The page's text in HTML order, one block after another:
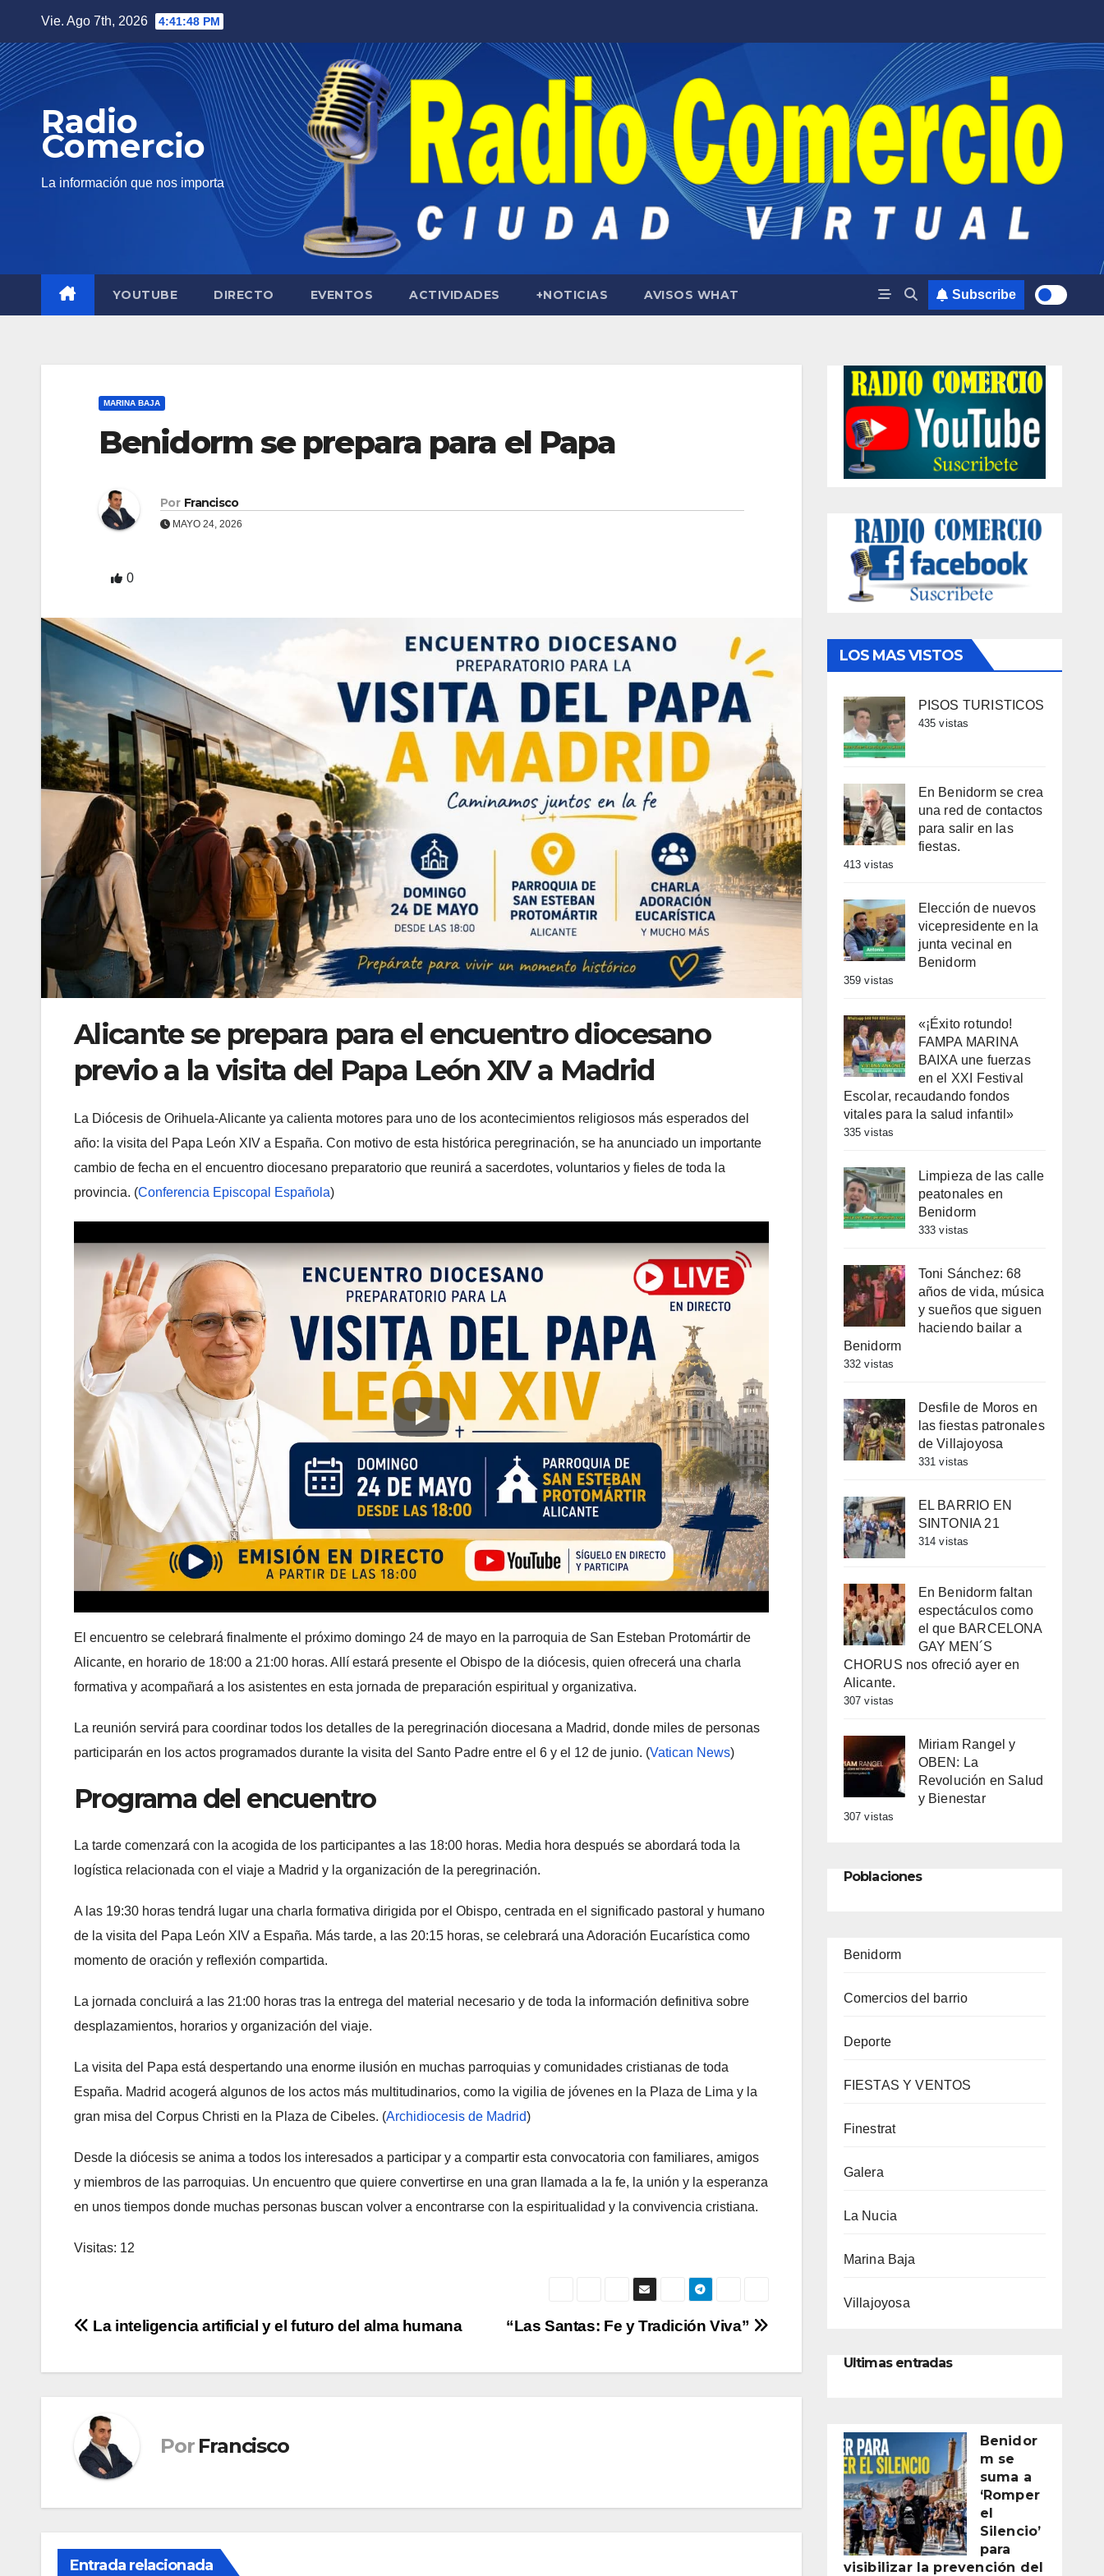
contenido
Vie. Ago 7th, 2026 4:41:49 PM
Radio
Comercio
La información que nos importa
YOUTUBE DIRECTO EVENTOS ACTIVIDADES +NOTICIAS AVISOS WHAT Subscribe
MARINA BAJA
Benidorm se prepara para el Papa
Por Francisco
MAYO 24, 2026
0
Alicante se prepara para el encuentro diocesano
previo a la visita del Papa León XIV a Madrid
La Diócesis de Orihuela-Alicante ya calienta motores para uno de los acontecimientos religiosos más esperados del
año: la visita del Papa León XIV a España. Con motivo de esta histórica peregrinación, se ha anunciado un importante
cambio de fecha en el encuentro diocesano preparatorio que reunirá a sacerdotes, voluntarios y fieles de toda la
provincia. (Conferencia Episcopal Española)
El encuentro se celebrará finalmente el próximo domingo 24 de mayo en la parroquia de San Esteban Protomártir de
Alicante, en horario de 18:00 a 21:00 horas. Allí estará presente el Obispo de la diócesis, quien ofrecerá una charla
formativa y acompañará a los asistentes en esta jornada de preparación espiritual y organizativa.
La reunión servirá para coordinar todos los detalles de la peregrinación diocesana a Madrid, donde miles de personas
participarán en los actos programados durante la visita del Santo Padre entre el 6 y el 12 de junio. (Vatican News)
Programa del encuentro
La tarde comenzará con la acogida de los participantes a las 18:00 horas. Media hora después se abordará toda la
logística relacionada con el viaje a Madrid y la organización de la peregrinación.
A las 19:30 horas tendrá lugar una charla formativa dirigida por el Obispo, centrada en el significado pastoral y humano
de la visita del Papa León XIV a España. Más tarde, a las 20:15 horas, se celebrará una Adoración Eucarística como
momento de oración y reflexión compartida.
La jornada concluirá a las 21:00 horas tras la entrega del material necesario y de toda la información definitiva sobre
desplazamientos, horarios y organización del viaje.
La visita del Papa está despertando una enorme ilusión en muchas parroquias y comunidades cristianas de toda
España. Madrid acogerá algunos de los actos más multitudinarios, como la vigilia de jóvenes en la Plaza de Lima y la
gran misa del Corpus Christi en la Plaza de Cibeles. (Archidiocesis de Madrid)
Desde la diócesis se anima a todos los interesados a participar y a compartir esta convocatoria con familiares, amigos
y miembros de las parroquias. Un encuentro que quiere convertirse en una gran llamada a la fe, la unión y la esperanza
en unos tiempos donde muchas personas buscan volver a encontrarse con la espiritualidad y la convivencia cristiana.
Visitas: 12
Navegación
de
“Las Santas: Fe y Tradición Viva”
La inteligencia artificial y el futuro del alma humana
Por Francisco
Entrada relacionada
LOS MAS VISTOS
PISOS TURISTICOS
435 vistas
En Benidorm se crea
una red de contactos
para salir en las
fiestas.
413 vistas
Elección de nuevos
vicepresidente en la
junta vecinal en
Benidorm
359 vistas
«¡Éxito rotundo!
FAMPA MARINA
BAIXA une fuerzas
en el XXI Festival
Escolar, recaudando fondos
vitales para la salud infantil»
335 vistas
Limpieza de las calle
peatonales en
Benidorm
333 vistas
Toni Sánchez: 68
años de vida, música
y sueños que siguen
haciendo bailar a
Benidorm
332 vistas
Desfile de Moros en
las fiestas patronales
de Villajoyosa
331 vistas
EL BARRIO EN
SINTONIA 21
314 vistas
En Benidorm faltan
espectáculos como
el que BARCELONA
GAY MEN´S
CHORUS nos ofreció ayer en
Alicante.
307 vistas
Miriam Rangel y
OBEN: La
Revolución en Salud
y Bienestar
307 vistas
Poblaciones
Benidorm
Comercios del barrio
Deporte
FIESTAS Y VENTOS
Finestrat
Galera
La Nucia
Marina Baja
Villajoyosa
Ultimas entradas
Benidor
m se
suma a
‘Romper
el
Silencio’
para
visibilizar la prevención del